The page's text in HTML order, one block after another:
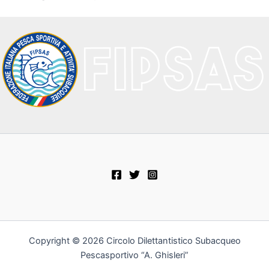
Copyright © 2026 Circolo Dilettantistico Subacqueo
Pescasportivo “A. Ghisleri”